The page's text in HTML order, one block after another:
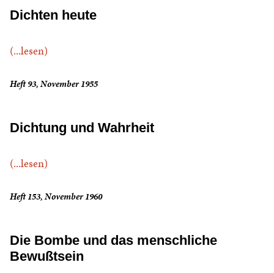
Dichten heute
(...lesen)
Heft 93, November 1955
Dichtung und Wahrheit
(...lesen)
Heft 153, November 1960
Die Bombe und das menschliche
Bewußtsein